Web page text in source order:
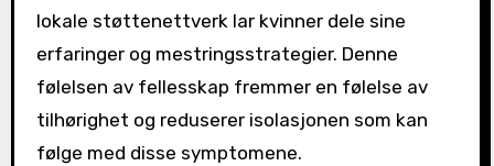
lokale støttenettverk lar kvinner dele sine
erfaringer og mestringsstrategier. Denne
følelsen av fellesskap fremmer en følelse av
tilhørighet og reduserer isolasjonen som kan
følge med disse symptomene.